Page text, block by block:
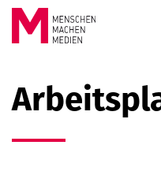
Springe zum Inhalt
MACHEN
MEDIEN